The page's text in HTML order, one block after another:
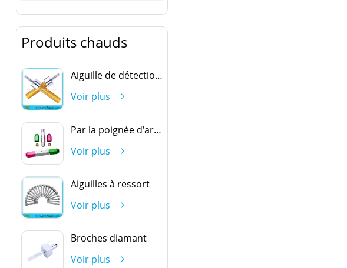
Produits chauds
Aiguille de détection ovale
Voir plus
Par la poignée d'arrêt
Voir plus
Aiguilles à ressort
Voir plus
Broches diamant
Voir plus